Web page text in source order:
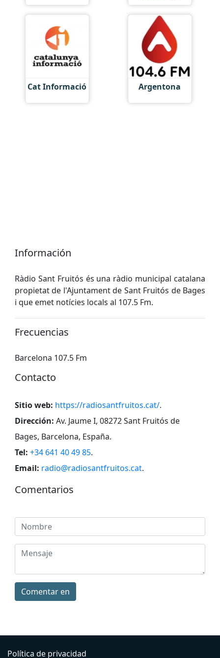
Cat Informació Argentona
Información
Ràdio Sant Fruitós és una ràdio municipal catalana
propietat de l'Ajuntament de Sant Fruitós de Bages
i que emet notícies locals al 107.5 Fm.
Frecuencias
Barcelona 107.5 Fm
Contacto
Sitio web: https://radiosantfruitos.cat/.
Dirección: Av. Jaume I, 08272 Sant Fruitós de
Bages, Barcelona, España.
Tel: +34 641 40 49 85.
Email: radio@radiosantfruitos.cat.
Comentarios
Comentar en
Política de privacidad